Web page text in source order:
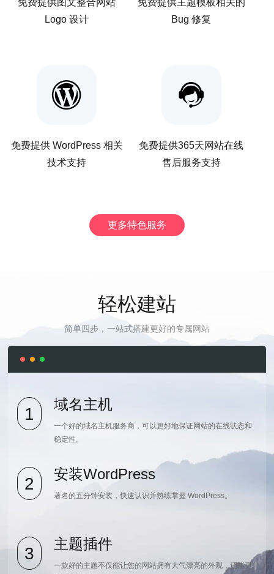
Logo 设计
Bug 修复
免费提供 WordPress 相关
技术支持
免费提供365天网站在线
售后服务支持
更多特色服务
轻松建站
简单四步，一站式搭建更好的专属网站
1
域名主机
一个好的域名主机服务商，可以更好地保证网站的在线状态和
稳定性。
2
安装WordPress
著名的五分钟安装，快速认识并熟练掌握 WordPress。
3
主题插件
一款好的主题不仅能让您的网站拥有大气漂亮的外观，还能更